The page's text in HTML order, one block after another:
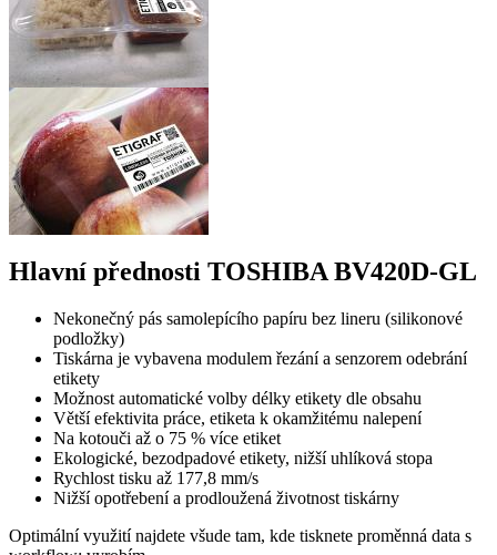
Hlavní přednosti TOSHIBA BV420D-GL
Nekonečný pás samolepícího papíru bez lineru (silikonové
podložky)
Tiskárna je vybavena modulem řezání a senzorem odebrání
etikety
Možnost automatické volby délky etikety dle obsahu
Větší efektivita práce, etiketa k okamžitému nalepení
Na kotouči až o 75 % více etiket
Ekologické, bezodpadové etikety, nižší uhlíková stopa
Rychlost tisku až 177,8 mm/s
Nižší opotřebení a prodloužená životnost tiskárny
Optimální využití najdete všude tam, kde tisknete proměnná data s